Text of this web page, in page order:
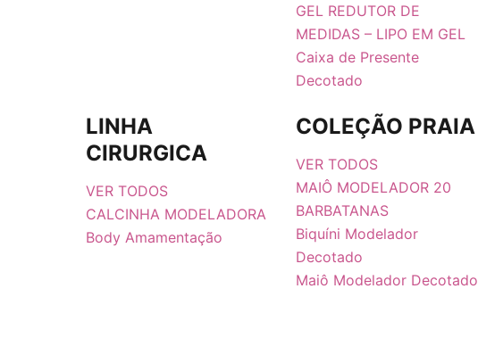
GEL REDUTOR DE
MEDIDAS – LIPO EM GEL
Caixa de Presente
Decotado
LINHA
CIRURGICA
VER TODOS
CALCINHA MODELADORA
Body Amamentação
COLEÇÃO PRAIA
VER TODOS
MAIÔ MODELADOR 20
BARBATANAS
Biquíni Modelador
Decotado
Maiô Modelador Decotado